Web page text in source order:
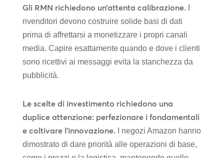
Gli RMN richiedono un’attenta calibrazione.I
rivenditori devono costruire solide basi di dati
prima di affrettarsi a monetizzare i propri canali
media. Capire esattamente quando e dove i clienti
sono ricettivi ai messaggi evita la stanchezza da
pubblicità.
Le scelte di investimento richiedono una
duplice attenzione: perfezionare i fondamentali
e coltivare l’innovazione.I negozi Amazon hanno
dimostrato di dare priorità alle operazioni di base,